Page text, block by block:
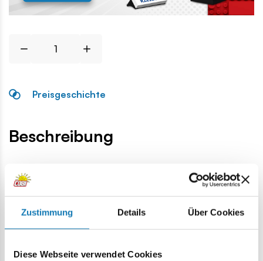
Zustimmung Details Über Cookies
Diese Webseite verwendet Cookies
Preisgeschichte
Beschreibung
Lokalizacja produktu: